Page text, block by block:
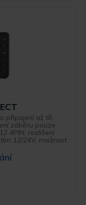
připojení až tří
záběru pouze
4PIN, rozlišení
12/24V, možnost